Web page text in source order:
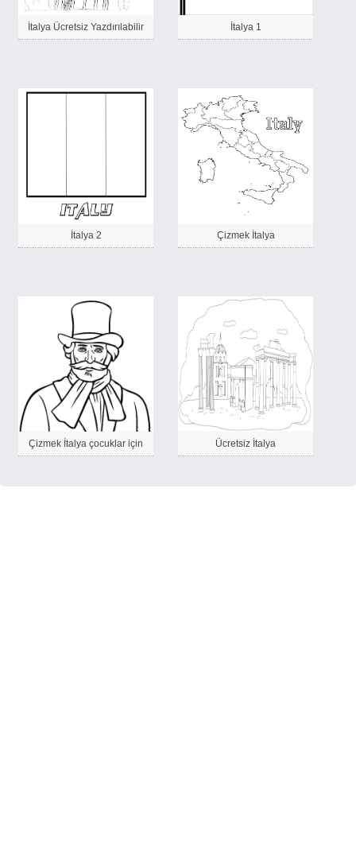
İtalya Ücretsiz Yazdırılabilir İtalya 1
İtalya 2 Çizmek İtalya
Çizmek İtalya çocuklar için Ücretsiz İtalya